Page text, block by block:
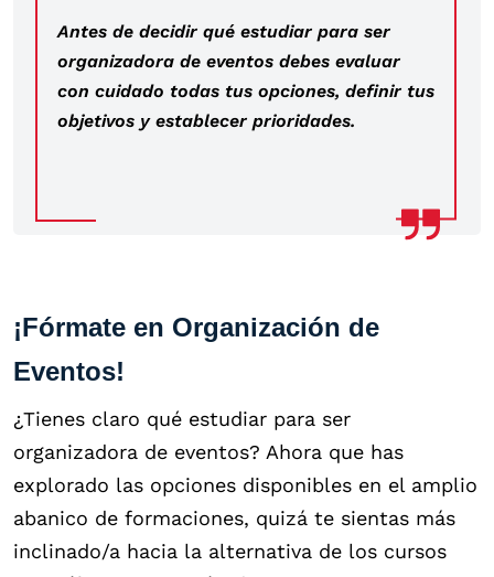
Antes de decidir qué estudiar para ser
organizadora de eventos debes evaluar
con cuidado todas tus opciones, definir tus
objetivos y establecer prioridades.
¡Fórmate en Organización de
Eventos!
¿Tienes claro qué estudiar para ser
organizadora de eventos? Ahora que has
explorado las opciones disponibles en el amplio
abanico de formaciones, quizá te sientas más
inclinado/a hacia la alternativa de los cursos